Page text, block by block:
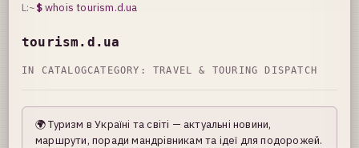
L:~$whois tourism.d.ua
tourism.d.ua
IN CATALOGCATEGORY: TRAVEL & TOURING DISPATCH
🌍 Туризм в Україні та світі — актуальні новини,
маршрути, поради мандрівникам та ідеї для подорожей.